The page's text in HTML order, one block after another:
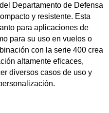
Departamento de Defensa
y resistente. Esta
para aplicaciones de
para su uso en vuelos o
con la serie 400 crea
altamente eficaces,
diversos casos de uso y